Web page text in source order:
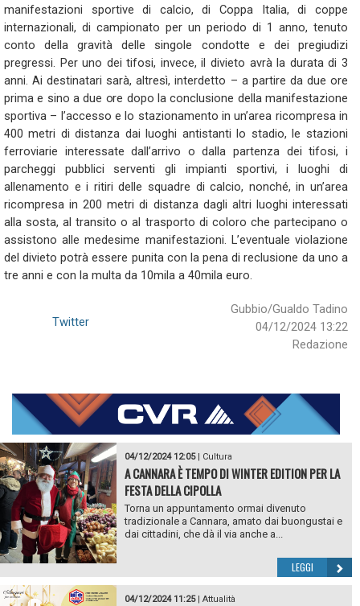
manifestazioni sportive di calcio, di Coppa Italia, di coppe
internazionali, di campionato per un periodo di 1 anno, tenuto
conto della gravità delle singole condotte e dei pregiudizi
pregressi. Per uno dei tifosi, invece, il divieto avrà la durata di 3
anni. Ai destinatari sarà, altresì, interdetto – a partire da due ore
prima e sino a due ore dopo la conclusione della manifestazione
sportiva – l’accesso e lo stazionamento in un’area ricompresa in
400 metri di distanza dai luoghi antistanti lo stadio, le stazioni
ferroviarie interessate dall’arrivo o dalla partenza dei tifosi, i
parcheggi pubblici serventi gli impianti sportivi, i luoghi di
allenamento e i ritiri delle squadre di calcio, nonché, in un’area
ricompresa in 200 metri di distanza dagli altri luoghi interessati
alla sosta, al transito o al trasporto di coloro che partecipano o
assistono alle medesime manifestazioni. L’eventuale violazione
del divieto potrà essere punita con la pena di reclusione da uno a
tre anni e con la multa da 10mila a 40mila euro.
Gubbio/Gualdo Tadino
04/12/2024 13:22
Redazione
Twitter
04/12/2024 12:05| Cultura
A CANNARA È TEMPO DI WINTER EDITION PER LA
FESTA DELLA CIPOLLA
Torna un appuntamento ormai divenuto
tradizionale a Cannara, amato dai buongustai e
dai cittadini, che dà il via anche a...
LEGGI
04/12/2024 11:25| Attualità